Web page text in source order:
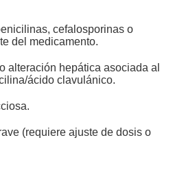
cefalosporinas o
del medicamento.
alteración hepática asociada al
ácido clavulánico.
(requiere ajuste de dosis o